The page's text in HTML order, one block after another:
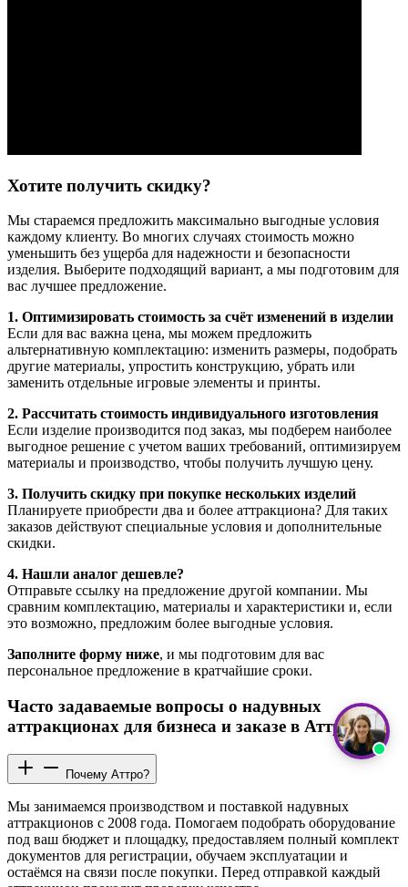
Хотите получить скидку?
Мы стараемся предложить максимально выгодные условия
каждому клиенту. Во многих случаях стоимость можно
уменьшить без ущерба для надежности и безопасности
изделия. Выберите подходящий вариант, а мы подготовим для
вас лучшее предложение.
1. Оптимизировать стоимость за счёт изменений в изделии
Если для вас важна цена, мы можем предложить
альтернативную комплектацию: изменить размеры, подобрать
другие материалы, упростить конструкцию, убрать или
заменить отдельные игровые элементы и принты.
2. Рассчитать стоимость индивидуального изготовления
Если изделие производится под заказ, мы подберем наиболее
выгодное решение с учетом ваших требований, оптимизируем
материалы и производство, чтобы получить лучшую цену.
3. Получить скидку при покупке нескольких изделий
Планируете приобрести два и более аттракциона? Для таких
заказов действуют специальные условия и дополнительные
скидки.
4. Нашли аналог дешевле?
Отправьте ссылку на предложение другой компании. Мы
сравним комплектацию, материалы и характеристики и, если
это возможно, предложим более выгодные условия.
Заполните форму ниже, и мы подготовим для вас
персональное предложение в кратчайшие сроки.
Часто задаваемые вопросы о надувных
аттракционах для бизнеса и заказе в Аттро
Почему Аттро?
Мы занимаемся производством и поставкой надувных
аттракционов с 2008 года. Помогаем подобрать оборудование
под ваш бюджет и площадку, предоставляем полный комплект
документов для регистрации, обучаем эксплуатации и
остаёмся на связи после покупки. Перед отправкой каждый